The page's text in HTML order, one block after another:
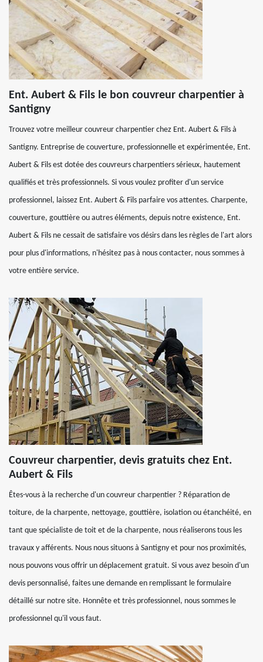
Ent. Aubert & Fils le bon couvreur charpentier à
Santigny
Trouvez votre meilleur couvreur charpentier chez Ent. Aubert & Fils à
Santigny. Entreprise de couverture, professionnelle et expérimentée, Ent.
Aubert & Fils est dotée des couvreurs charpentiers sérieux, hautement
qualifiés et très professionnels. Si vous voulez profiter d'un service
professionnel, laissez Ent. Aubert & Fils parfaire vos attentes. Charpente,
couverture, gouttière ou autres éléments, depuis notre existence, Ent.
Aubert & Fils ne cessait de satisfaire vos désirs dans les règles de l'art alors
pour plus d'informations, n'hésitez pas à nous contacter, nous sommes à
votre entière service.
Couvreur charpentier, devis gratuits chez Ent.
Aubert & Fils
Êtes-vous à la recherche d'un couvreur charpentier ? Réparation de
toiture, de la charpente, nettoyage, gouttière, isolation ou étanchéité, en
tant que spécialiste de toit et de la charpente, nous réaliserons tous les
travaux y afférents. Nous nous situons à Santigny et pour nos proximités,
nous pouvons vous offrir un déplacement gratuit. Si vous avez besoin d'un
devis personnalisé, faites une demande en remplissant le formulaire
détaillé sur notre site. Honnête et très professionnel, nous sommes le
professionnel qu'il vous faut.